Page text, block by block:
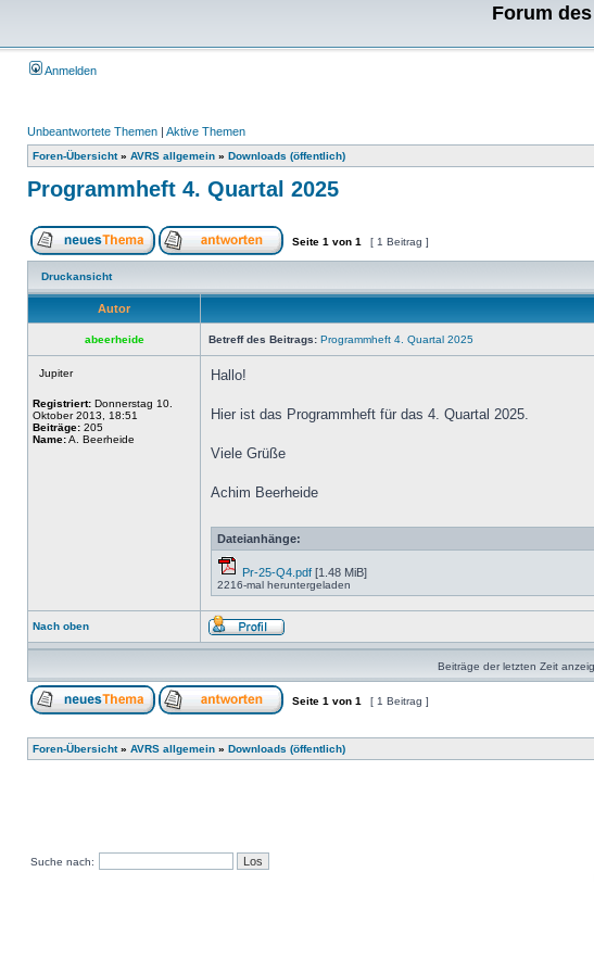
Forum
Anmelden
Unbeantwortete Themen | Aktive Themen
Foren-Übersicht» AVRS allgemein » Downloads (öffentlich)
Programmheft 4. Quartal 2025
Seite 1 von 1 [ 1 Beitrag ]
Druckansicht
Autor
abeerheide Betreff des Beitrags: Programmheft 4. Quartal 2025
Jupiter
Registriert: Donnerstag 10.
Oktober 2013, 18:51
Beiträge: 205
Name:A. Beerheide
Hallo!
Hier ist das Programmheft für das 4. Quartal 2025.
Viele Grüße
Achim Beerheide
Dateianhänge:
Pr-25-Q4.pdf [1.48 MiB]
2216-mal heruntergeladen
Nach oben
Beiträge der letzten Zeit
Seite 1 von 1 [ 1 Beitrag ]
Foren-Übersicht» AVRS allgemein » Downloads (öffentlich)
Suche nach: